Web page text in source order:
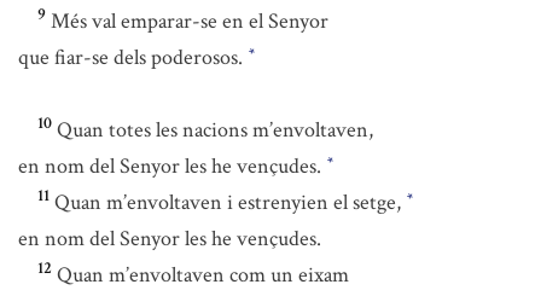
9 Més val emparar-se en el Senyor
que fiar-se dels poderosos. *
10 Quan totes les nacions m’envoltaven,
en nom del Senyor les he vençudes. *
11 Quan m’envoltaven i estrenyien el setge, *
en nom del Senyor les he vençudes.
12 Quan m’envoltaven com un eixam